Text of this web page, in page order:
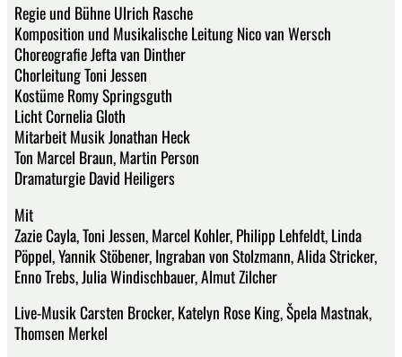
Regie und Bühne Ulrich Rasche
Komposition und Musikalische Leitung Nico van Wersch
Choreografie Jefta van Dinther
Chorleitung Toni Jessen
Kostüme Romy Springsguth
Licht Cornelia Gloth
Mitarbeit Musik Jonathan Heck
Ton Marcel Braun, Martin Person
Dramaturgie David Heiligers
Mit
Zazie Cayla, Toni Jessen, Marcel Kohler, Philipp Lehfeldt, Linda
Pöppel, Yannik Stöbener, Ingraban von Stolzmann, Alida Stricker,
Enno Trebs, Julia Windischbauer, Almut Zilcher
Live-Musik Carsten Brocker, Katelyn Rose King, Špela Mastnak,
Thomsen Merkel